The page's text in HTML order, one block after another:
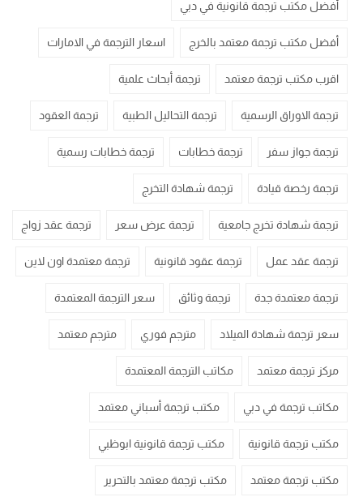
أفضل مكتب ترجمة قانونية في دبي
أفضل مكتب ترجمة معتمد بالخرج اسعار الترجمة في الامارات
اقرب مكتب ترجمة معتمد ترجمة أبحاث علمية
ترجمة الاوراق الرسمية ترجمة التحاليل الطبية ترجمة العقود
ترجمة جواز سفر ترجمة خطابات ترجمة خطابات رسمية
ترجمة رخصة قيادة ترجمة شهادة التخرج
ترجمة شهادة تخرج جامعية ترجمة عرض سعر ترجمة عقد زواج
ترجمة عقد عمل ترجمة عقود قانونية ترجمة معتمدة اون لاين
ترجمة معتمدة جدة ترجمة وثائق سعر الترجمة المعتمدة
سعر ترجمة شهادة الميلاد مترجم فوري مترجم معتمد
مركز ترجمة معتمد مكاتب الترجمة المعتمدة
مكاتب ترجمة في دبي مكتب ترجمة أسباني معتمد
مكتب ترجمة قانونية مكتب ترجمة قانونية ابوظبي
مكتب ترجمة معتمد مكتب ترجمة معتمد بالتحرير